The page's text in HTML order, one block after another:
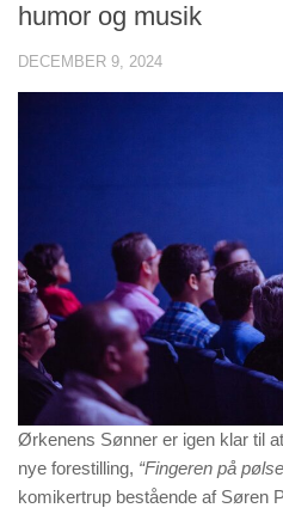
humor og musik
DECEMBER 9, 2024
Ørkenens Sønner er igen klar til
nye forestilling, “Fingeren på
komikertrup bestående af Søren